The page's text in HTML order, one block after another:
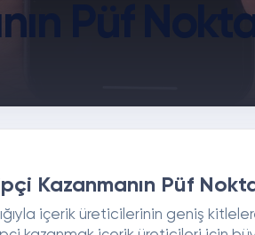
Püf
Kazanmanın Püf
içerik üreticilerinin geniş